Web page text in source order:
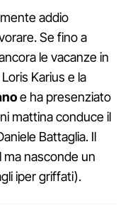
addio
Se fino a
le vacanze in
Karius e la
e ha presenziato
mattina conduce il
Battaglia. Il
ma nasconde un
iper griffati).